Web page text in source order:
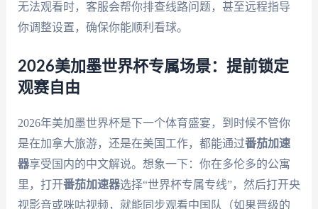
无法观看时，客服会帮你排查线路问题，甚至远程指导
你调整设置，确保你能顺利看球。
2026美加墨世界杯专属场景：提前锁定
观赛自由
2026年美加墨世界杯是下一个体育盛宴，到时候不管你
是在加拿大旅游，还是在美国工作，都能通过番茄加速
器享受国内的中文解说。想象一下：你在多伦多的公寓
里，打开番茄加速器选择“世界杯专属专线”，然后打开央
视影音或咪咕视频，就能同步观看中国队（如果晋级的